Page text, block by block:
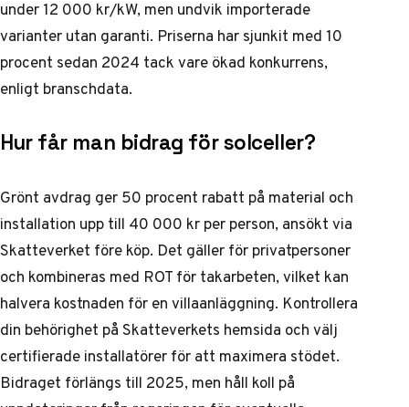
under 12 000 kr/kW, men undvik importerade
varianter utan garanti. Priserna har sjunkit med 10
procent sedan 2024 tack vare ökad konkurrens,
enligt branschdata.
Hur får man bidrag för solceller?
Grönt avdrag ger 50 procent rabatt på material och
installation upp till 40 000 kr per person, ansökt via
Skatteverket före köp. Det gäller för privatpersoner
och kombineras med ROT för takarbeten, vilket kan
halvera kostnaden för en villaanläggning. Kontrollera
din behörighet på Skatteverkets hemsida och välj
certifierade installatörer för att maximera stödet.
Bidraget förlängs till 2025, men håll koll på